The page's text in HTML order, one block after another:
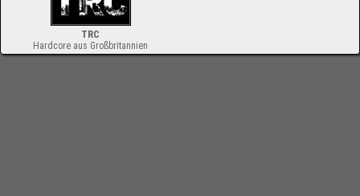
TRC
Hardcore aus Großbritannien